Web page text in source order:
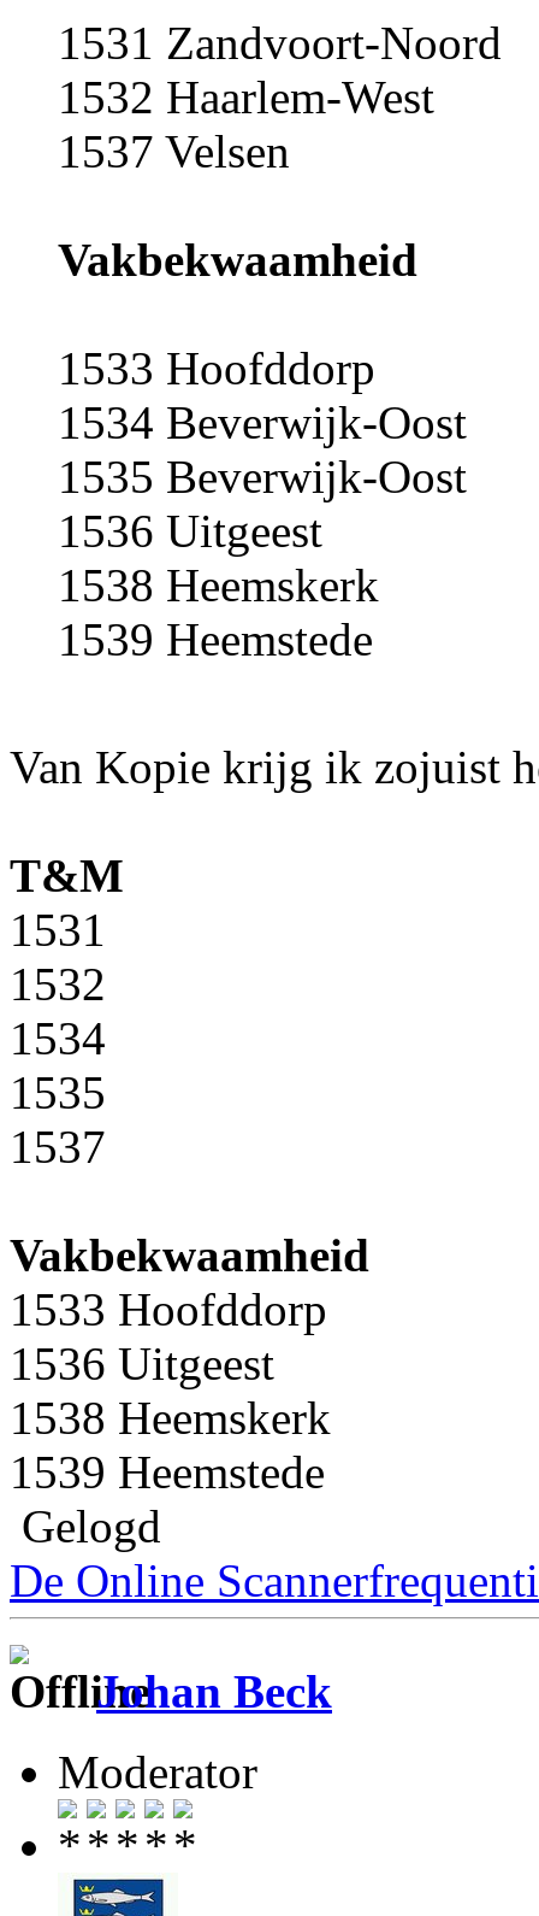
1531 Zandvoort-Noord
1532 Haarlem-West
1537 Velsen
Vakbekwaamheid
1533 Hoofddorp
1534 Beverwijk-Oost
1535 Beverwijk-Oost
1536 Uitgeest
1538 Heemskerk
1539 Heemstede
Van Kopie krijg ik zojuist
T&M
1531
1532
1534
1535
1537
Vakbekwaamheid
1533 Hoofddorp
1536 Uitgeest
1538 Heemskerk
1539 Heemstede
Gelogd
De Online
Johan Beck
Moderator